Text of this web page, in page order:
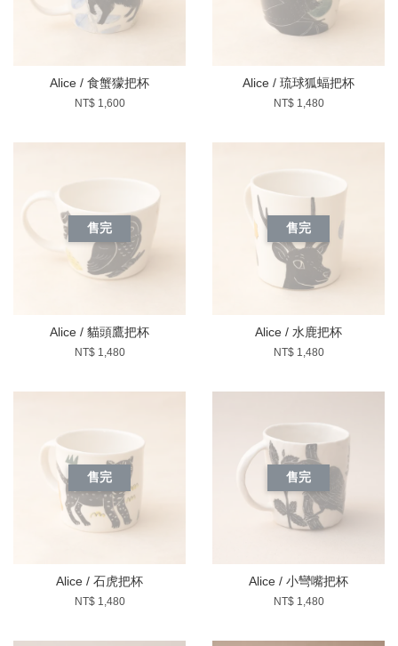
Alice / 食蟹獴把杯
NT$ 1,600
Alice / 琉球狐蝠把杯
NT$ 1,480
售完
Alice / 貓頭鷹把杯
NT$ 1,480
售完
Alice / 水鹿把杯
NT$ 1,480
售完
Alice / 石虎把杯
NT$ 1,480
售完
Alice / 小彎嘴把杯
NT$ 1,480